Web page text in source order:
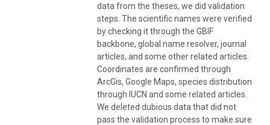
data from the theses, we did validation
steps. The scientific names were verified
by checking it through the GBIF
backbone, global name resolver, journal
articles, and some other related articles.
Coordinates are confirmed through
ArcGis, Google Maps, species distribution
through IUCN and some related articles.
We deleted dubious data that did not
pass the validation process to make sure